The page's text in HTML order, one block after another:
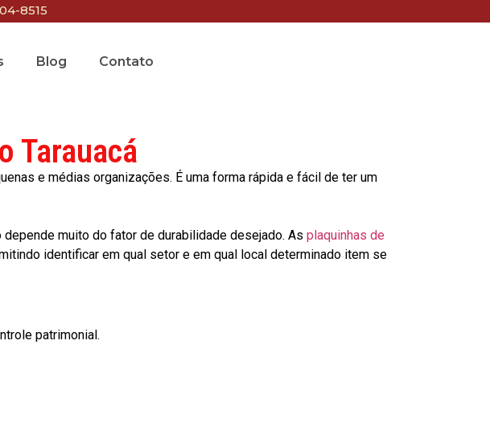
8515
Blog Contato
Tarauacá
e médias organizações. É uma forma rápida e fácil de ter um
muito do fator de durabilidade desejado. As plaquinhas de
identificar em qual setor e em qual local determinado item se
patrimonial.